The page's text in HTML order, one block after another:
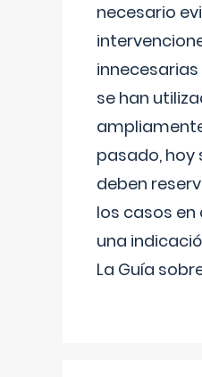
necesario
se han
pasado, hoy
deben
los casos en
una
La Guía